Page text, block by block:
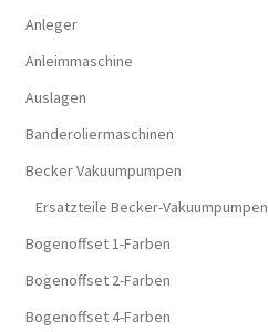
Anleger
Anleimmaschine
Auslagen
Banderoliermaschinen
Becker Vakuumpumpen
Ersatzteile Becker-Vakuumpumpen
Bogenoffset 1-Farben
Bogenoffset 2-Farben
Bogenoffset 4-Farben